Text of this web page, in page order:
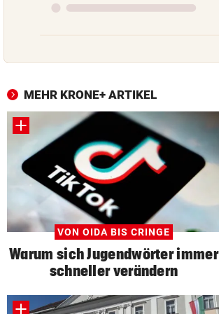
MEHR KRONE+ ARTIKEL
VON OIDA BIS CRINGE
Warum sich Jugendwörter immer
schneller verändern